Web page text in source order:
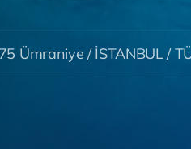
Ümraniye / İSTANBUL /